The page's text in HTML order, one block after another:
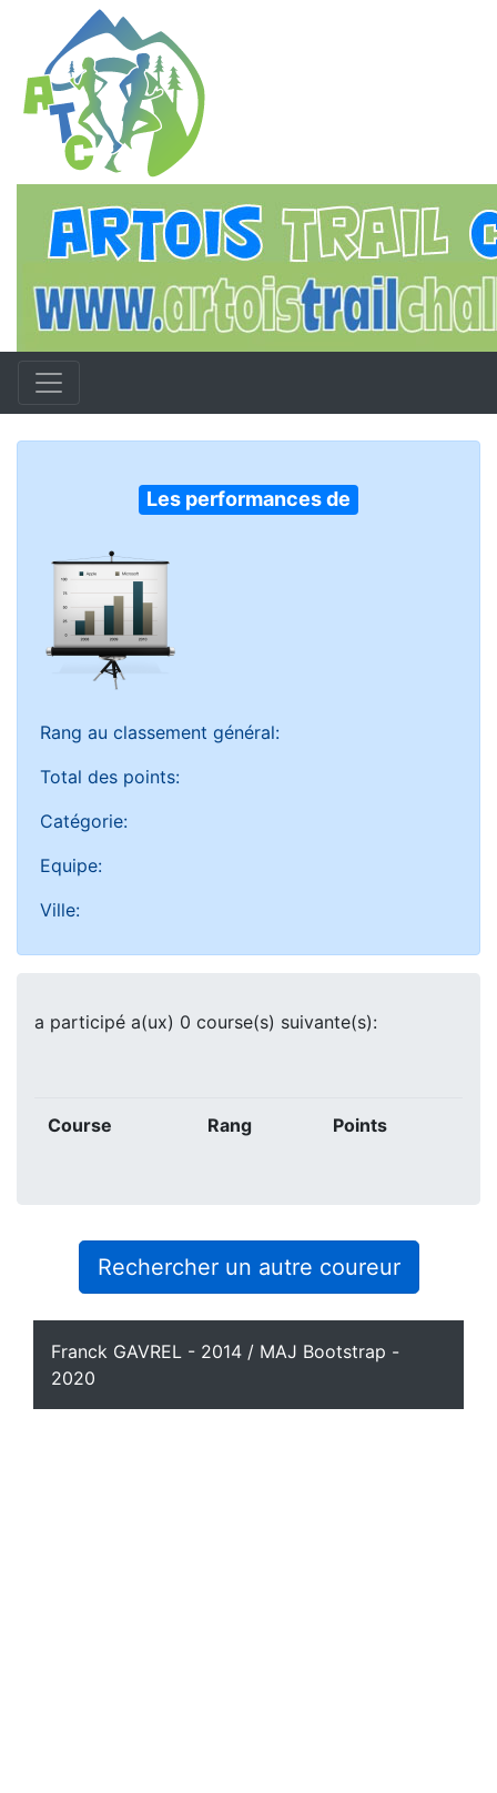
Les performances de
Rang au classement général:
Total des points:
Catégorie:
Equipe:
Ville:
a participé a(ux) 0 course(s) suivante(s):
Course Rang Points
Rechercher un autre coureur
Franck GAVREL - 2014 / MAJ Bootstrap -
2020